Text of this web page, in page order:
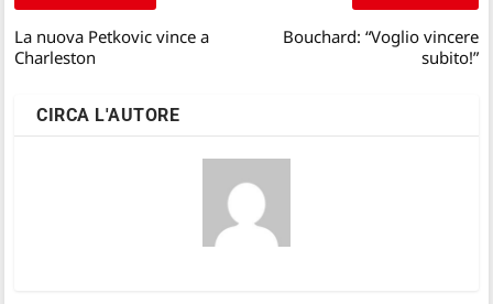
La nuova Petkovic vince a
Charleston
Bouchard: “Voglio vincere
subito!”
CIRCA L'AUTORE